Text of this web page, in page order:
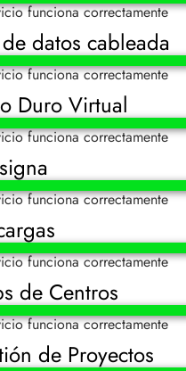
funciona correctamente
datos cableada
funciona correctamente
Duro Virtual
funciona correctamente
funciona correctamente
funciona correctamente
de Centros
funciona correctamente
de Proyectos